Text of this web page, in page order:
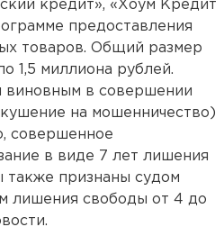
кредит», «Хоум Кредит
предоставления
товаров. Общий размер
1,5 миллиона рублей.
виновным в совершении
на мошенничество)
совершенное
в виде 7 лет лишения
также признаны судом
лишения свободы от 4 до